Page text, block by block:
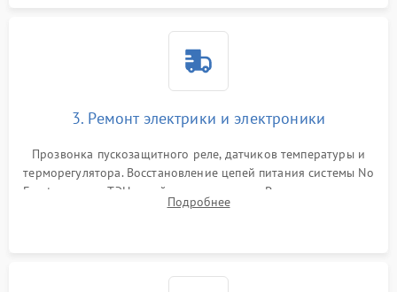
3. Ремонт электрики и электроники
Прозвонка пускозащитного реле, датчиков температуры и
терморегулятора. Восстановление цепей питания системы No
Frost, включая ТЭН оттайки и вентилятор. Ремонт или замена
платы управления при сбоях алгоритмов.
Подробнее